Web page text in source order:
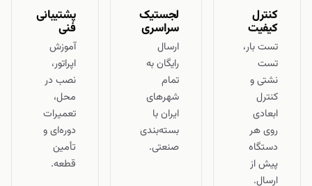
کنترل
کیفیت
تست بار،
تست
نشتی و
کنترل
ابعادی
روی هر
دستگاه
پیش از
ارسال.
لجستیک
سراسری
ارسال
رایگان به
تمام
شهرهای
ایران با
بسته‌بندی
صنعتی.
پشتیبانی
فنی
آموزش
اپراتور،
نصب در
محل،
تعمیرات
دوره‌ای و
تأمین
قطعه.